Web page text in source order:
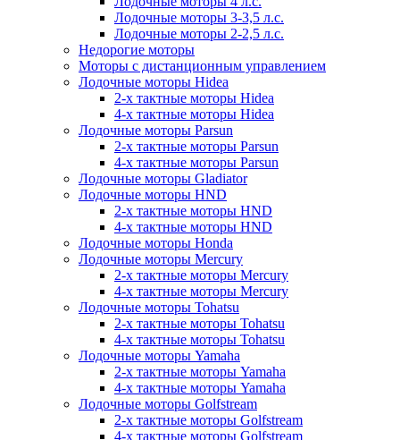
Лодочные моторы 3-3,5 л.с.
Лодочные моторы 2-2,5 л.с.
Недорогие моторы
Моторы с дистанционным управлением
Лодочные моторы Hidea
2-х тактные моторы Hidea
4-х тактные моторы Hidea
Лодочные моторы Parsun
2-х тактные моторы Parsun
4-х тактные моторы Parsun
Лодочные моторы Gladiator
Лодочные моторы HND
2-х тактные моторы HND
4-х тактные моторы HND
Лодочные моторы Honda
Лодочные моторы Mercury
2-х тактные моторы Mercury
4-х тактные моторы Mercury
Лодочные моторы Tohatsu
2-х тактные моторы Tohatsu
4-х тактные моторы Tohatsu
Лодочные моторы Yamaha
2-х тактные моторы Yamaha
4-х тактные моторы Yamaha
Лодочные моторы Golfstream
2-х тактные моторы Golfstream
4-х тактные моторы Golfstream